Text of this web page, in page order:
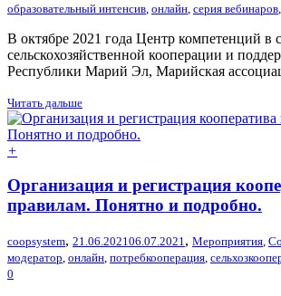
образовательный интенсив онлайн серия вебинаров
В октябре 2021 года Центр компетенций в
сельскохозяйственной кооперации и
Республики Марий Эл, Марийская
Читать дальше
+
Организация и регистрация
правилам. Понятно и подробно.
coopsystem, 21.06.202106.07.2021, Мероприятия,
модератор, онлайн, потребкооперация,
0